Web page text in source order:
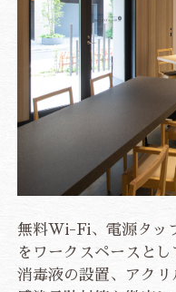
無料Wi-Fi、電源タッ
をワークスペースとし
消毒液の設置、アク
プライバシーポリシー
カスタマーハラスメン
航空券
EN